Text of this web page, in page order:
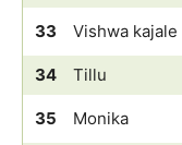
33 Vishwa kajale
34 Tillu
35 Monika